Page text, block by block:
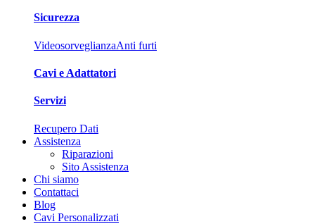
Sicurezza
VideosorveglianzaAnti furti
Cavi e Adattatori
Servizi
Recupero Dati
Assistenza
Riparazioni
Sito Assistenza
Chi siamo
Contattaci
Blog
Cavi Personalizzati